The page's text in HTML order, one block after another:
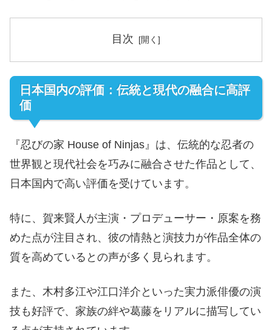
目次
日本国内の評価：伝統と現代の融合に高評
価
『忍びの家 House of Ninjas』は、伝統的な忍者の
世界観と現代社会を巧みに融合させた作品として、
日本国内で高い評価を受けています。
特に、賀来賢人が主演・プロデューサー・原案を務
めた点が注目され、彼の情熱と演技力が作品全体の
質を高めているとの声が多く見られます。
また、木村多江や江口洋介といった実力派俳優の演
技も好評で、家族の絆や葛藤をリアルに描写してい